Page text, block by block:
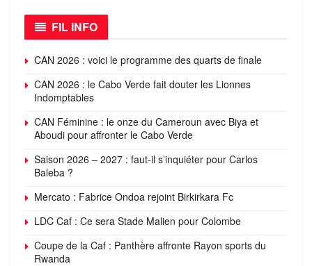
FIL INFO
CAN 2026 : voici le programme des quarts de finale
CAN 2026 : le Cabo Verde fait douter les Lionnes
Indomptables
CAN Féminine : le onze du Cameroun avec Biya et
Aboudi pour affronter le Cabo Verde
Saison 2026 – 2027 : faut-il s’inquiéter pour Carlos
Baleba ?
Mercato : Fabrice Ondoa rejoint Birkirkara Fc
LDC Caf : Ce sera Stade Malien pour Colombe
Coupe de la Caf : Panthère affronte Rayon sports du
Rwanda